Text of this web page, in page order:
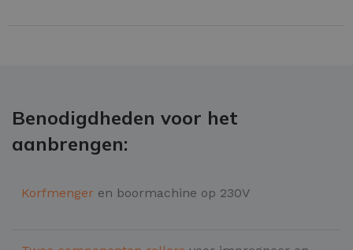
Benodigdheden voor het
aanbrengen:
Korfmenger en boormachine op 230V